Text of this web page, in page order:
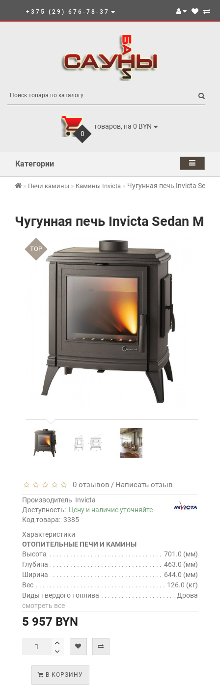
+375 (29) 676-78-37
0
товаров, на 0 BYN
Категории
Печи камины Камины Invicta Чугунная печь Invicta Sedan
Чугунная печь Invicta Sedan M
TOP
0 отзывов / Написать отзыв
Производитель Invicta
Доступность: Цену и наличие уточняйте
Код товара: 3385
Характеристики
ОТОПИТЕЛЬНЫЕ ПЕЧИ И КАМИНЫ
Высота
701.0 (мм)
Глубина
463.0 (мм)
Ширина
644.0 (мм)
Вес
126.0 (кг)
Виды твердого топлива
Дрова
смотреть все
5 957 BYN
В КОРЗИНУ